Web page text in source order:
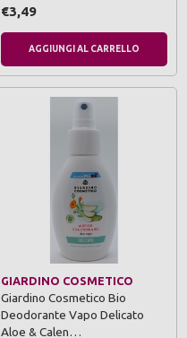
€3,49
AGGIUNGI AL CARRELLO
GIARDINO COSMETICO
Giardino Cosmetico Bio
Deodorante Vapo Delicato
Aloe & Calen…